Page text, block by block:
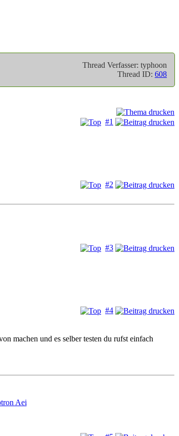
Thread Verfasser: typhoon
Thread ID: 608
#1
#2
#3
#4
machen und es selber testen du rufst einfach
Aei